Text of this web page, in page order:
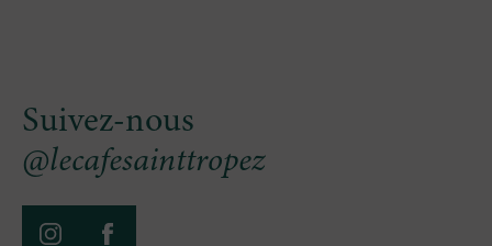
Suivez-nous
@lecafesainttropez